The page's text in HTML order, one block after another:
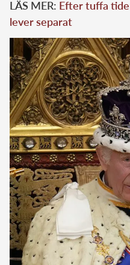
LÄS MER: Efter tuffa
lever separat